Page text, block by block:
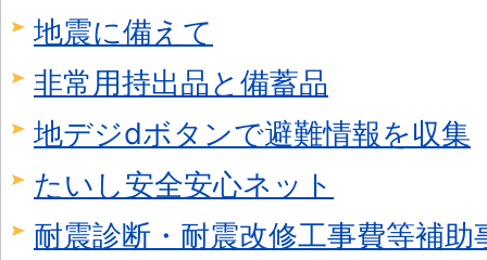
地震に備えて
非常用持出品と備蓄品
地デジdボタンで避難情報を収集
たいし安全安心ネット
耐震診断・耐震改修工事費等補助